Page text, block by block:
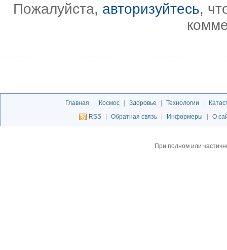
Пожалуйста, авторизуйтесь,
Главная | Космос | Здоровье | Технологии |
RSS
| Обратная связь | Информеры | О
При полном или